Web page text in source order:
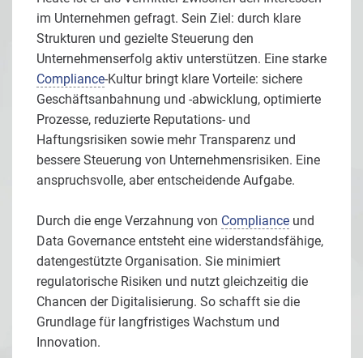
im Unternehmen gefragt. Sein Ziel: durch klare
Strukturen und gezielte Steuerung den
Unternehmenserfolg aktiv unterstützen. Eine starke
Compliance-Kultur bringt klare Vorteile: sichere
Geschäftsanbahnung und -abwicklung, optimierte
Prozesse, reduzierte Reputations- und
Haftungsrisiken sowie mehr Transparenz und
bessere Steuerung von Unternehmensrisiken. Eine
anspruchsvolle, aber entscheidende Aufgabe.
Durch die enge Verzahnung von Compliance und
Data Governance entsteht eine widerstandsfähige,
datengestützte Organisation. Sie minimiert
regulatorische Risiken und nutzt gleichzeitig die
Chancen der Digitalisierung. So schafft sie die
Grundlage für langfristiges Wachstum und
Innovation.